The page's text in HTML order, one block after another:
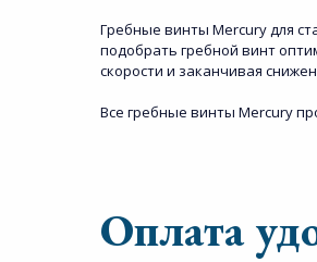
Гребные винты Mercury для
подобрать гребной винт
скорости и заканчивая
Все гребные винты Mercury
Оплата